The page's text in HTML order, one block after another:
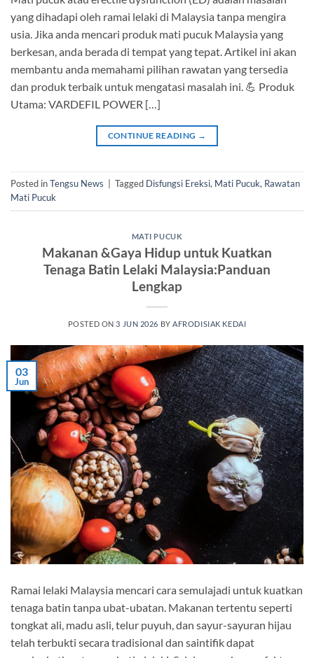
yang dihadapi oleh ramai lelaki di Malaysia tanpa mengira
usia. Jika anda mencari produk mati pucuk Malaysia yang
berkesan, anda berada di tempat yang tepat. Artikel ini akan
membantu anda memahami pilihan rawatan yang tersedia
dan produk terbaik untuk mengatasi masalah ini. 💪 Produk
Utama: VARDEFIL POWER […]
CONTINUE READING →
Posted inTengsu News Tagged Disfungsi Ereksi, Mati Pucuk, Rawatan
Mati Pucuk
MATI PUCUK
Makanan &Gaya Hidup untuk Kuatkan
Tenaga Batin Lelaki Malaysia:Panduan
Lengkap
POSTED ON3 JUN 2026 BYAFRODISIAK KEDAI
03
Jun
Ramai lelaki Malaysia mencari cara semulajadi untuk kuatkan
tenaga batin tanpa ubat-ubatan. Makanan tertentu seperti
tongkat ali, madu asli, telur puyuh, dan sayur-sayuran hijau
telah terbukti secara tradisional dan saintifik dapat